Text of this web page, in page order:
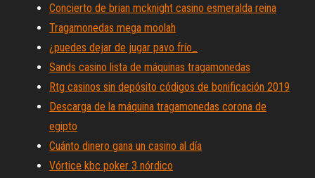
Concierto de brian mcknight casino esmeralda reina
Tragamonedas mega moolah
¿puedes dejar de jugar pavo frío_
Sands casino lista de máquinas tragamonedas
Rtg casinos sin depósito códigos de bonificación 2019
Descarga de la máquina tragamonedas corona de
egipto
Cuánto dinero gana un casino al día
Vórtice kbc poker 3 nórdico